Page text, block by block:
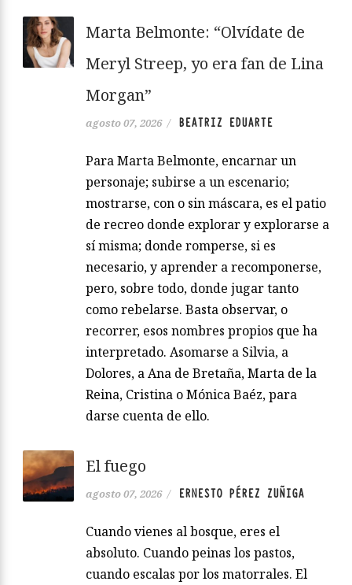
Marta Belmonte: “Olvídate de
Meryl Streep, yo era fan de Lina
Morgan”
agosto 07, 2026 / BEATRIZ EDUARTE
Para Marta Belmonte, encarnar un
personaje; subirse a un escenario;
mostrarse, con o sin máscara, es el patio
de recreo donde explorar y explorarse a
sí misma; donde romperse, si es
necesario, y aprender a recomponerse,
pero, sobre todo, donde jugar tanto
como rebelarse. Basta observar, o
recorrer, esos nombres propios que ha
interpretado. Asomarse a Silvia, a
Dolores, a Ana de Bretaña, Marta de la
Reina, Cristina o Mónica Baéz, para
darse cuenta de ello.
El fuego
agosto 07, 2026 / ERNESTO PÉREZ ZUÑIGA
Cuando vienes al bosque, eres el
absoluto. Cuando peinas los pastos,
cuando escalas por los matorrales. El